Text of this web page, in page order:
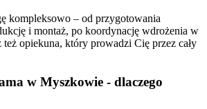
kompleksowo – od przygotowania
i montaż, po koordynację wdrożenia w
opiekuna, który prowadzi Cię przez cały
w Myszkowie - dlaczego